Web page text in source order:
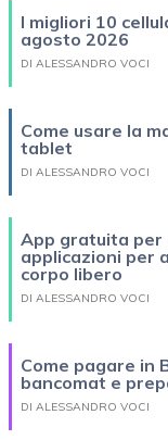
I migliori 10
agosto 2026
DI ALESSANDRO VOCI
Come usare la
tablet
DI ALESSANDRO VOCI
App gratuita per
applicazioni per
corpo libero
DI ALESSANDRO VOCI
Come pagare in
bancomat e
DI ALESSANDRO VOCI